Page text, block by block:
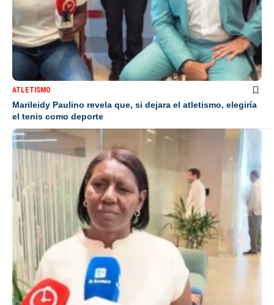
ATLETISMO
Marileidy Paulino revela que, si dejara el atletismo, elegiría
el tenis como deporte